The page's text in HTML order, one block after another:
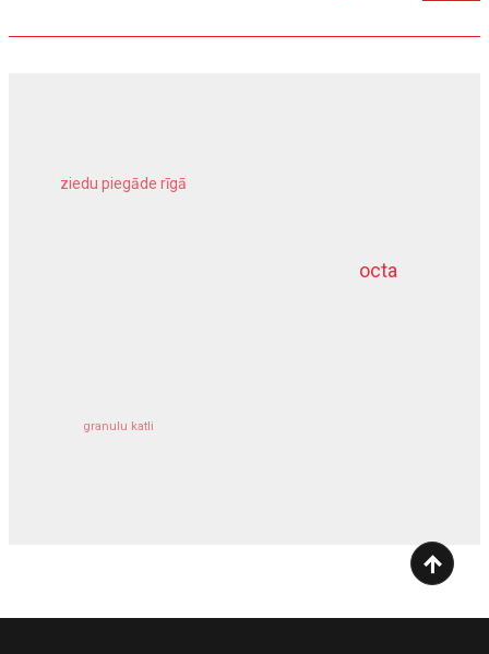
octa
ziedu piegāde rīgā
granulu katli
dziļurbums